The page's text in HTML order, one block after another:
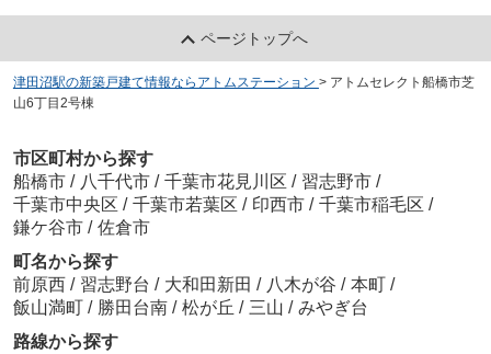
ページトップへ
津田沼駅の新築戸建て情報ならアトムステーション > アトムセレクト船橋市芝
山6丁目2号棟
市区町村から探す
船橋市 / 八千代市 / 千葉市花見川区 / 習志野市 /
千葉市中央区 / 千葉市若葉区 / 印西市 / 千葉市稲毛区 /
鎌ケ谷市 / 佐倉市
町名から探す
前原西 / 習志野台 / 大和田新田 / 八木が谷 / 本町 /
飯山満町 / 勝田台南 / 松が丘 / 三山 / みやぎ台
路線から探す